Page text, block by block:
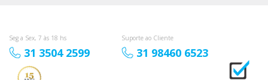
Seg a Sex, 7 às 18 hs
31 3504 2599
Suporte ao Cliente
31 98460 6523